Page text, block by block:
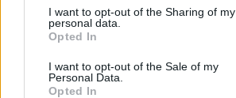
I want to opt-out of the Sharing of my
personal data.
Opted In
I want to opt-out of the Sale of my
Personal Data.
Opted In